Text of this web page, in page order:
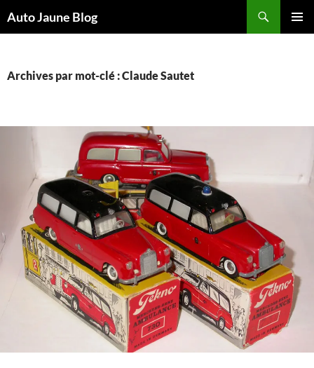
Auto Jaune Blog
Archives par mot-clé : Claude Sautet